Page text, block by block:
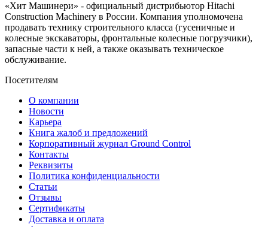
«Хит Машинери» - официальный дистрибьютор Hitachi
Construction Machinery в России. Компания уполномочена
продавать технику строительного класса (гусеничные и
колесные экскаваторы, фронтальные колесные погрузчики),
запасные части к ней, а также оказывать техническое
обслуживание.
Посетителям
О компании
Новости
Карьера
Книга жалоб и предложений
Корпоративный журнал Ground Control
Контакты
Реквизиты
Политика конфиденциальности
Статьи
Отзывы
Сертификаты
Доставка и оплата